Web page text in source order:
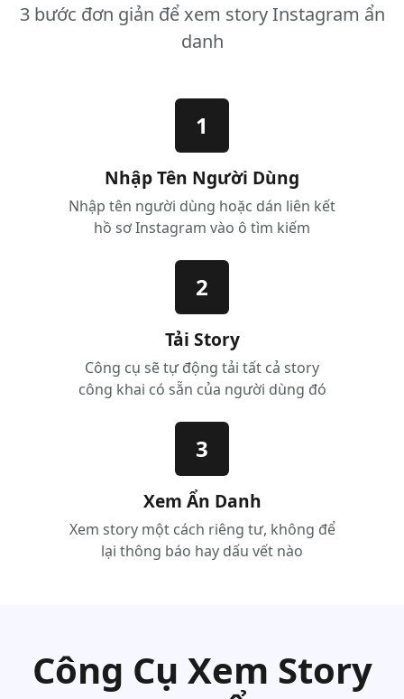
3 bước đơn giản để xem story Instagram ẩn
danh
1
Nhập Tên Người Dùng
Nhập tên người dùng hoặc dán liên kết
hồ sơ Instagram vào ô tìm kiếm
2
Tải Story
Công cụ sẽ tự động tải tất cả story
công khai có sẵn của người dùng đó
3
Xem Ẩn Danh
Xem story một cách riêng tư, không để
lại thông báo hay dấu vết nào
Công Cụ Xem Story